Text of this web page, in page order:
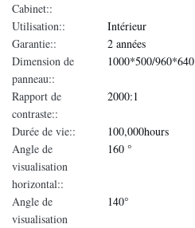
Cabinet::
Utilisation::
Intérieur
Garantie::
2 années
Dimension de
panneau::
1000*500/960*640
Rapport de
contraste::
2000:1
Durée de vie::
100,000hours
Angle de
visualisation
horizontal::
160 °
Angle de
visualisation
140°